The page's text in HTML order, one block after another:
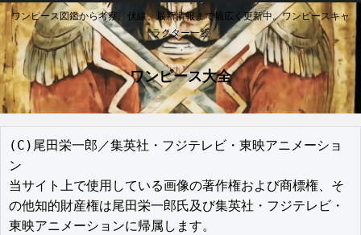
ワンピース図鑑から考察、伏線、最新情報まで幅広く更新中。ワンピースキャ
ラクター一覧
ワンピース大全
(C)尾田栄一郎／集英社・フジテレビ・東映アニメーショ
ン
当サイト上で使用している画像の著作権および商標権、そ
の他知的財産権は尾田栄一郎氏及び集英社・フジテレビ・
東映アニメーションに帰属します。